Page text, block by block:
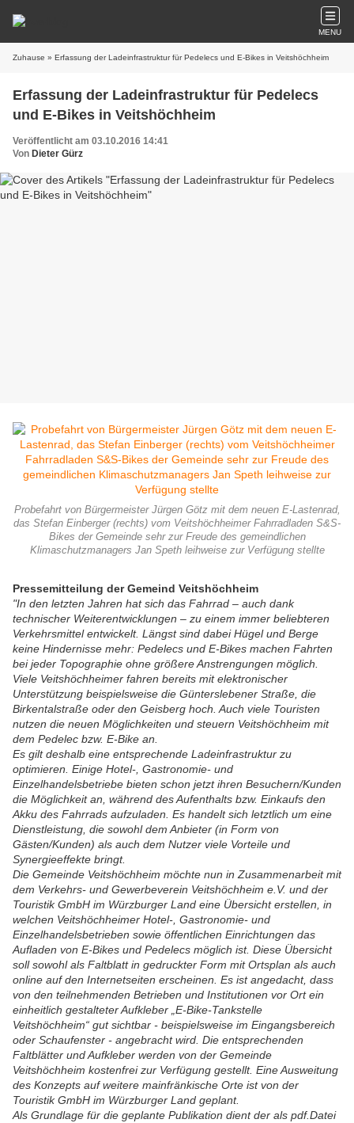
MENU
Zuhause » Erfassung der Ladeinfrastruktur für Pedelecs und E-Bikes in Veitshöchheim
Erfassung der Ladeinfrastruktur für Pedelecs
und E-Bikes in Veitshöchheim
Veröffentlicht am 03.10.2016 14:41
Von Dieter Gürz
Probefahrt von Bürgermeister Jürgen Götz mit dem neuen E-Lastenrad,
das Stefan Einberger (rechts) vom Veitshöchheimer Fahrradladen S&S-
Bikes der Gemeinde sehr zur Freude des gemeindlichen
Klimaschutzmanagers Jan Speth leihweise zur Verfügung stellte
Pressemitteilung der Gemeind Veitshöchheim
"In den letzten Jahren hat sich das Fahrrad – auch dank
technischer Weiterentwicklungen – zu einem immer beliebteren
Verkehrsmittel entwickelt. Längst sind dabei Hügel und Berge
keine Hindernisse mehr: Pedelecs und E-Bikes machen Fahrten
bei jeder Topographie ohne größere Anstrengungen möglich.
Viele Veitshöchheimer fahren bereits mit elektronischer
Unterstützung beispielsweise die Günterslebener Straße, die
Birkentalstraße oder den Geisberg hoch. Auch viele Touristen
nutzen die neuen Möglichkeiten und steuern Veitshöchheim mit
dem Pedelec bzw. E-Bike an.
Es gilt deshalb eine entsprechende Ladeinfrastruktur zu
optimieren. Einige Hotel-, Gastronomie- und
Einzelhandelsbetriebe bieten schon jetzt ihren Besuchern/Kunden
die Möglichkeit an, während des Aufenthalts bzw. Einkaufs den
Akku des Fahrrads aufzuladen. Es handelt sich letztlich um eine
Dienstleistung, die sowohl dem Anbieter (in Form von
Gästen/Kunden) als auch dem Nutzer viele Vorteile und
Synergieeffekte bringt.
Die Gemeinde Veitshöchheim möchte nun in Zusammenarbeit mit
dem Verkehrs- und Gewerbeverein Veitshöchheim e.V. und der
Touristik GmbH im Würzburger Land eine Übersicht erstellen, in
welchen Veitshöchheimer Hotel-, Gastronomie- und
Einzelhandelsbetrieben sowie öffentlichen Einrichtungen das
Aufladen von E-Bikes und Pedelecs möglich ist. Diese Übersicht
soll sowohl als Faltblatt in gedruckter Form mit Ortsplan als auch
online auf den Internetseiten erscheinen. Es ist angedacht, dass
von den teilnehmenden Betrieben und Institutionen vor Ort ein
einheitlich gestalteter Aufkleber „E-Bike-Tankstelle
Veitshöchheim“ gut sichtbar - beispielsweise im Eingangsbereich
oder Schaufenster - angebracht wird. Die entsprechenden
Faltblätter und Aufkleber werden von der Gemeinde
Veitshöchheim kostenfrei zur Verfügung gestellt. Eine Ausweitung
des Konzepts auf weitere mainfränkische Orte ist von der
Touristik GmbH im Würzburger Land geplant.
Als Grundlage für die geplante Publikation dient der als pdf.Datei